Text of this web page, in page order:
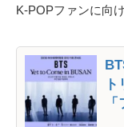
K-POPファンに向